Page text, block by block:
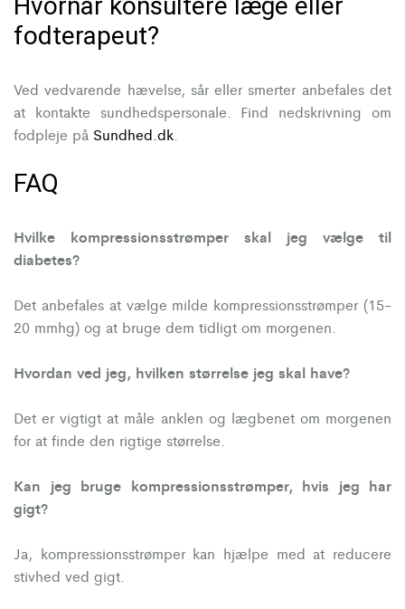
fodterapeut?
Ved vedvarende hævelse, sår eller smerter anbefales det
at kontakte sundhedspersonale. Find nedskrivning om
fodpleje på Sundhed.dk
FAQ
Hvilke kompressionsstrømper skal jeg vælge til
diabetes?
Det anbefales at vælge milde kompressionsstrømper (15-
20 mmhg) og at bruge dem tidligt om morgenen.
Hvordan ved jeg, hvilken størrelse jeg skal have?
Det er vigtigt at måle anklen og lægbenet om morgenen
for at finde den rigtige størrelse.
Kan jeg bruge kompressionsstrømper, hvis jeg har
gigt?
Ja, kompressionsstrømper kan hjælpe med at reducere
stivhed ved gigt.